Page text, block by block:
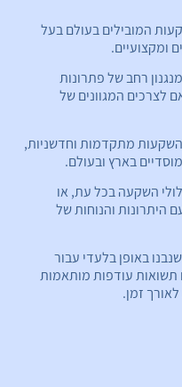
המובילים בעולם בעל
ומקצועיים.
רחב של פתרונות
לצרכים המגוונים של
מתקדמות וחדשניות,
בארץ ובעולם.
השקעה בכל עת, או
היתרונות והנוחות של
באופן בלעדי עבור
עודפות מותאמות
זמן.